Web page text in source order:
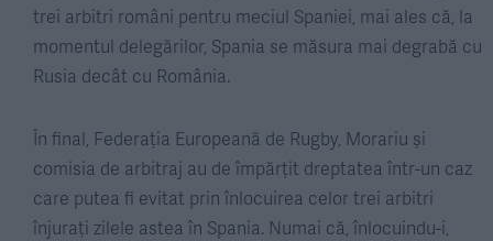
trei arbitri români pentru meciul Spaniei, mai ales că, la
momentul delegărilor, Spania se măsura mai degrabă cu
Rusia decât cu România.
În final, Federația Europeană de Rugby, Morariu și
comisia de arbitraj au de împărțit dreptatea într-un caz
care putea fi evitat prin înlocuirea celor trei arbitri
înjurați zilele astea în Spania. Numai că, înlocuindu-i,